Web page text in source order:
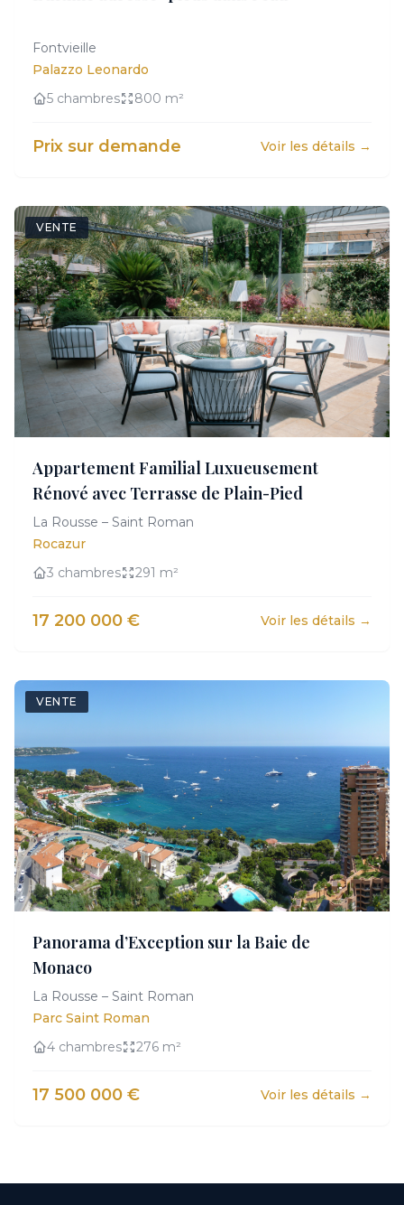
Fontvieille
Palazzo Leonardo
5 chambres
800 m²
Prix sur demande Voir les détails →
VENTE
Appartement Familial Luxueusement
Rénové avec Terrasse de Plain-Pied
La Rousse – Saint Roman
Rocazur
3 chambres
291 m²
17 200 000 € Voir les détails →
VENTE
Panorama d’Exception sur la Baie de
Monaco
La Rousse – Saint Roman
Parc Saint Roman
4 chambres
276 m²
17 500 000 € Voir les détails →